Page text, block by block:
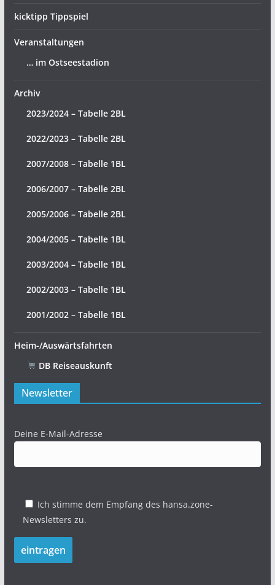
kicktipp Tippspiel
Veranstaltungen
… im Ostseestadion
Archiv
2023/2024 – Tabelle 2BL
2022/2023 – Tabelle 2BL
2007/2008 – Tabelle 1BL
2006/2007 – Tabelle 2BL
2005/2006 – Tabelle 2BL
2004/2005 – Tabelle 1BL
2003/2004 – Tabelle 1BL
2002/2003 – Tabelle 1BL
2001/2002 – Tabelle 1BL
Heim-/Auswärtsfahrten
DB Reiseauskunft
Newsletter
Deine E-Mail-Adresse
Ich stimme dem Empfang des hansa.zone-
Newsletters zu.